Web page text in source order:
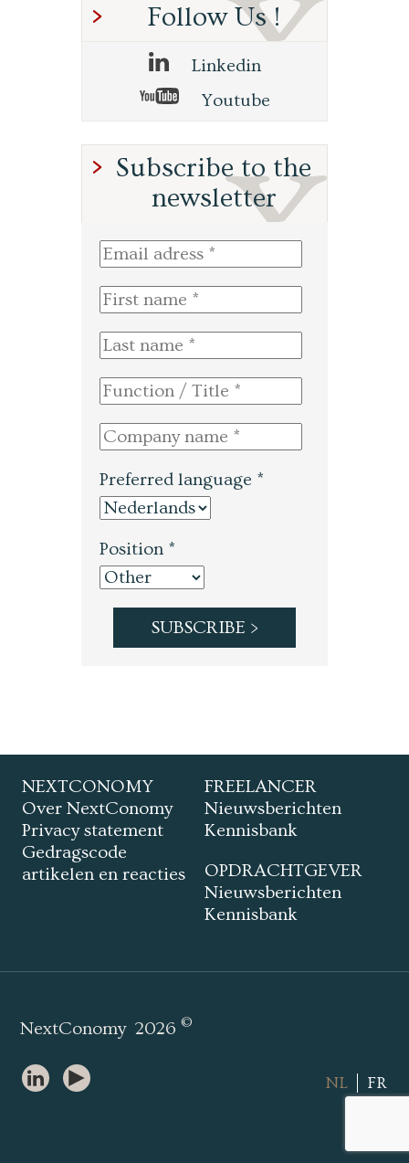
Follow Us !
Linkedin
Youtube
Subscribe to the
newsletter
Preferred language *
Position *
NEXTCONOMY
Over NextConomy
Privacy statement
Gedragscode
artikelen en reacties
FREELANCER
Nieuwsberichten
Kennisbank
OPDRACHTGEVER
Nieuwsberichten
Kennisbank
NextConomy 2026©
NL FR